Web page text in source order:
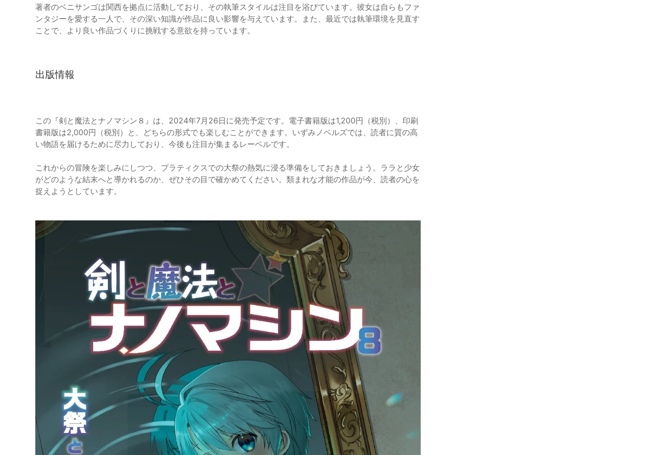
著者のベニサンゴは関西を拠点に活動しており、その執筆スタイルは注目を浴びています。彼女は自らもファ
ンタジーを愛する一人で、その深い知識が作品に良い影響を与えています。また、最近では執筆環境を見直す
ことで、より良い作品づくりに挑戦する意欲を持っています。
出版情報
この『剣と魔法とナノマシン８』は、2024年7月26日に発売予定です。電子書籍版は1,200円（税別）、印刷
書籍版は2,000円（税別）と、どちらの形式でも楽しむことができます。いずみノベルズでは、読者に質の高
い物語を届けるために尽力しており、今後も注目が集まるレーベルです。
これからの冒険を楽しみにしつつ、プラティクスでの大祭の熱気に浸る準備をしておきましょう。ララと少女
がどのような結末へと導かれるのか、ぜひその目で確かめてください。類まれな才能の作品が今、読者の心を
捉えようとしています。